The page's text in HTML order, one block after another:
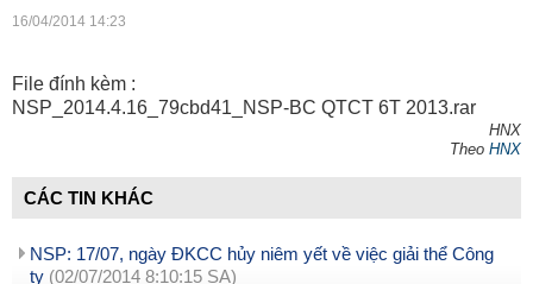
16/04/2014 14:23
File đính kèm :
NSP_2014.4.16_79cbd41_NSP-BC QTCT 6T 2013.rar
HNX
Theo HNX
CÁC TIN KHÁC
NSP: 17/07, ngày ĐKCC hủy niêm yết về việc giải thể Công
ty (02/07/2014 8:10:15 SA)